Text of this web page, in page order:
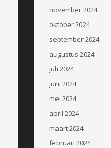
november 2024
oktober 2024
september 2024
augustus 2024
juli 2024
juni 2024
mei 2024
april 2024
maart 2024
februari 2024